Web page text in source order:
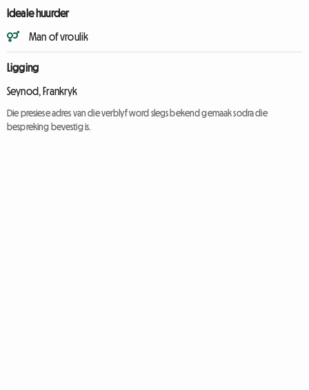
Ideale huurder
Man of vroulik
Ligging
Seynod, Frankryk
Die presiese adres van die verblyf word slegs bekend gemaak sodra die
bespreking bevestig is.